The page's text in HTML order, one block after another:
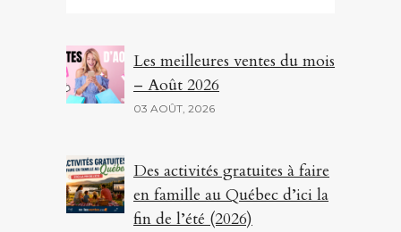
Les meilleures ventes du mois
– Août 2026
03 AOÛT, 2026
Des activités gratuites à faire
en famille au Québec d’ici la
fin de l’été (2026)